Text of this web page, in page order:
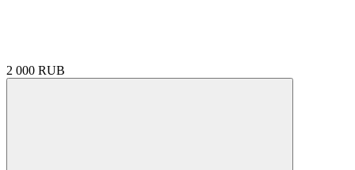
2 000 RUB